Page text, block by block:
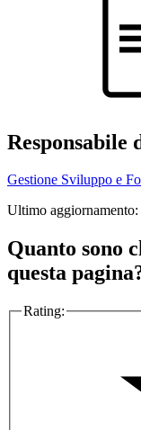
Responsabile
Gestione Sviluppo e
Ultimo aggiornamento:
Quanto sono
questa
Rating: